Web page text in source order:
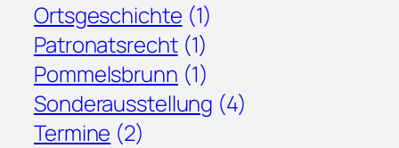
Ortsgeschichte (1)
Patronatsrecht (1)
Pommelsbrunn (1)
Sonderausstellung (4)
Termine (2)